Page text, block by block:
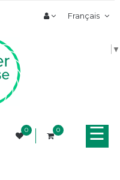
Français
▼
0 0
la
☰